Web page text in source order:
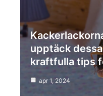
upptäck
kraftfulla tips
apr 1, 2024